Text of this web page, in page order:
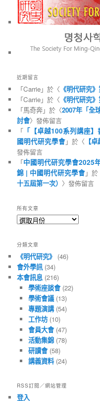
近期留言
「Carrie」於〈 《明代研究
「Carrie」於〈 《明代研究
「馬奇奔」於〈2007年「全
討會〉發佈留言
「 「【卓越100系列講座
國明代研究學會」於〈 【
發佈留言
「中國明代研究學會2025
錦 | 中國明代研究學會」於
十五屆第一次） 〉發佈留言
所有文章
所
章
分類文章
《明代研究》 (46)
會外學訊(34)
本會訊息 (216)
學術座談會(22)
學術會議(13)
專題演講(54)
工作坊(10)
會員大會(47)
活動集錦(78)
研讀會(58)
講義資料(24)
RSS訂閱／網站管理
登入